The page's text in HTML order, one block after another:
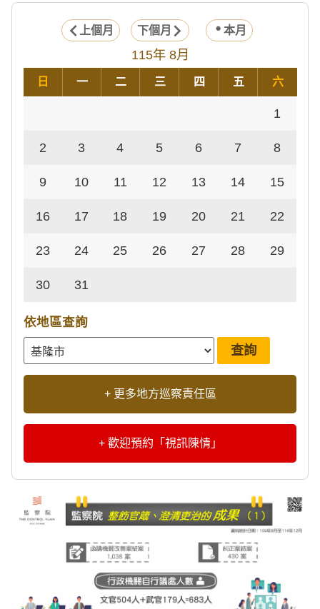
上個月 下個月 本月
115年 8月
日 一 二 三 四 五 六
1
2 3 4 5 6 7 8
9 10 11 12 13 14 15
16 17 18 19 20 21 22
23 24 25 26 27 28 29
30 31
依地區查詢
+ 更多地方巡察責任區
+ 歡迎預約「視訊陳情」